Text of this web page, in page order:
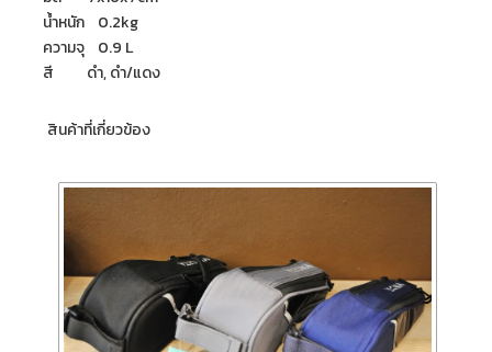
น้ำหนัก 0.2kg
ความจุ 0.9 L
สี ดำ, ดำ/แดง
สินค้าที่เกี่ยวข้อง